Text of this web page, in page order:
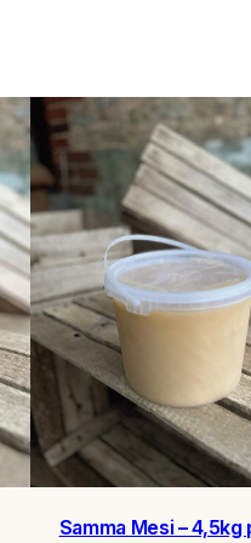
Samma Mesi – 4,5kg